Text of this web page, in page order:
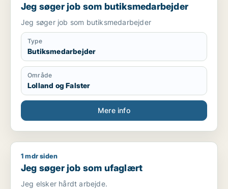
Jeg søger job som butiksmedarbejder
Jeg søger job som butiksmedarbejder
Type
Butiksmedarbejder
Område
Lolland og Falster
Mere info
Jeg søger job som ufaglært
1 mdr siden
Jeg søger job som ufaglært
Jeg elsker hårdt arbejde.